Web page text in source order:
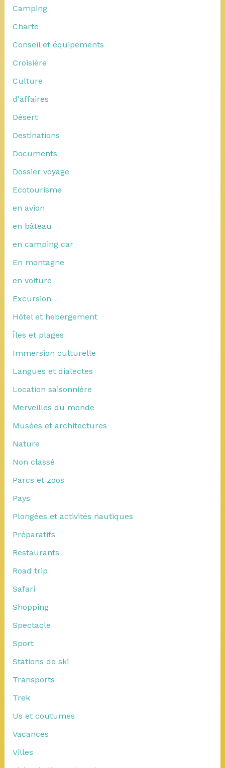
Camping
Charte
Conseil et équipements
Croisière
Culture
d'affaires
Désert
Destinations
Documents
Dossier voyage
Ecotourisme
en avion
en bâteau
en camping car
En montagne
en voiture
Excursion
Hôtel et hebergement
Îles et plages
Immersion culturelle
Langues et dialectes
Location saisonnière
Merveilles du monde
Musées et architectures
Nature
Non classé
Parcs et zoos
Pays
Plongées et activités nautiques
Préparatifs
Restaurants
Road trip
Safari
Shopping
Spectacle
Sport
Stations de ski
Transports
Trek
Us et coutumes
Vacances
Villes